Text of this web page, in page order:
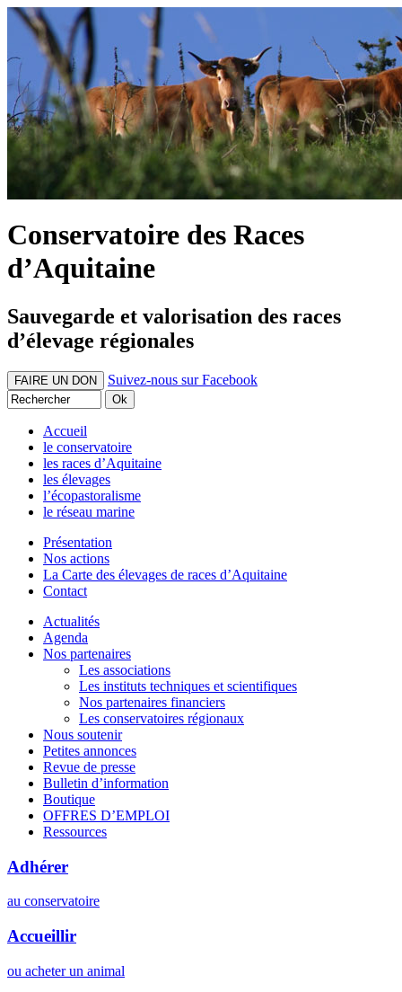
Conservatoire des Races
d’Aquitaine
Sauvegarde et valorisation des races
d’élevage régionales
FAIRE UN DON Suivez-nous sur Facebook
Accueil
le conservatoire
les races d’Aquitaine
les élevages
l’écopastoralisme
le réseau marine
Présentation
Nos actions
La Carte des élevages de races d’Aquitaine
Contact
Actualités
Agenda
Nos partenaires
Les associations
Les instituts techniques et scientifiques
Nos partenaires financiers
Les conservatoires régionaux
Nous soutenir
Petites annonces
Revue de presse
Bulletin d’information
Boutique
OFFRES D’EMPLOI
Ressources
Adhérer
au conservatoire
Accueillir
ou acheter un animal